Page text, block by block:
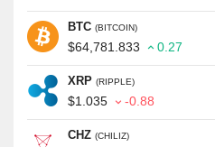
BTC (BITCOIN)
$64,781.833 0.27
XRP (RIPPLE)
$1.035 -0.88
CHZ (CHILIZ)